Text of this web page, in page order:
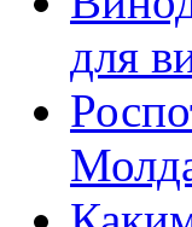
для